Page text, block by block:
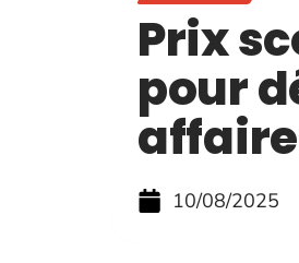
Prix
pour
10/08/2025